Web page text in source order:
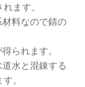
ます。
料なので錆の
られます。
水と混錬する
。